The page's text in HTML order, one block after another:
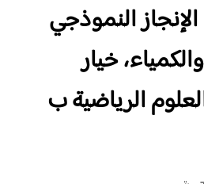
النموذجي
والكمياء، خيار
الرياضية ب